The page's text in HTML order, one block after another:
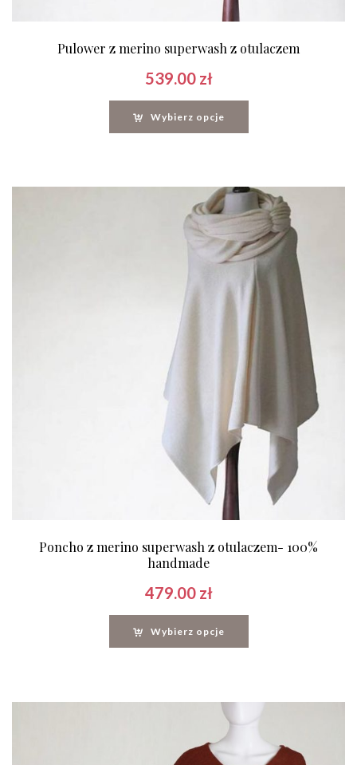
Pulower z merino superwash z otulaczem
539.00 zł
Wybierz opcje
Poncho z merino superwash z otulaczem- 100%
handmade
479.00 zł
Wybierz opcje